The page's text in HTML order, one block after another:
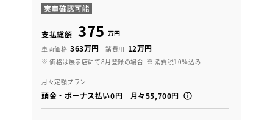
支払総額 375 万円
車両価格 363万円 諸費用 12万円
※ 価格は展示店にて8月登録の場合 ※ 消費税10％込み
月々定額プラン
頭金・ボーナス払い0円 月々55,700円